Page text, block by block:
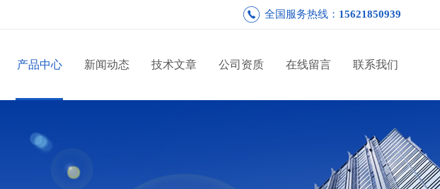
全国服务热线： 15621850939
产品中心 新闻动态 技术文章 公司资质 在线留言 联系我们